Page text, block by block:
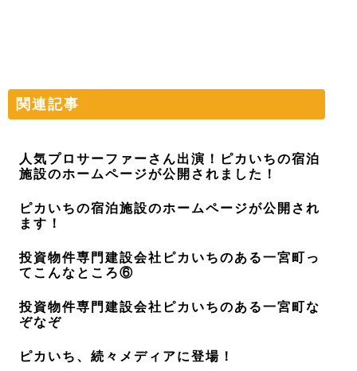
関連記事
人気プロサーファーさん出演！ピカいちの宿泊
施設のホームページが公開されました！
ピカいちの宿泊施設のホームページが公開され
ます！
投資物件専門建設会社ピカいちのある一宮町っ
てこんなところ⑥
投資物件専門建設会社ピカいちのある一宮町な
ぞなぞ
ピカいち、続々メディアに登場！